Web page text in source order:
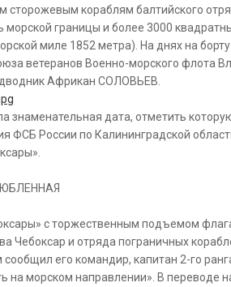
сторожевым кораблям балтийского
морской границы и более 3000
миле 1852 метра). На днях на
ветеранов Военно-морского флота
Африкан СОЛОВЬЕВ.
знаменательная дата, отметить
ФСБ России по Калининградской
с торжественным подъемом
Чебоксар и отряда пограничных
его командир, капитан 2-го
на морском направлении». В переводе